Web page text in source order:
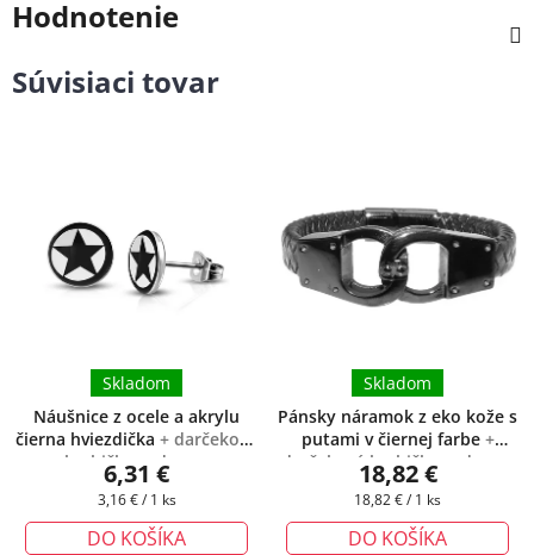
Hodnotenie
Súvisiaci tovar
Náušnice z ocele a akrylu
čierna hviezdička + darčeková
krabička zadarmo
Skladom
6,31 €
Jednotková
3,16 € / 1 ks
DO KOŠÍKA
Pánsky náramok z eko kože s
putami v čiernej farbe +
darčeková krabička zadarmo
Skladom
18,82 €
Jednotková
18,82 € / 1 ks
DO KOŠÍKA